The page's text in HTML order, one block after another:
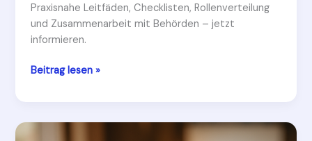
Praxisnahe Leitfäden, Checklisten, Rollenverteilung
und Zusammenarbeit mit Behörden – jetzt
informieren.
Easter
Beitrag lesen »